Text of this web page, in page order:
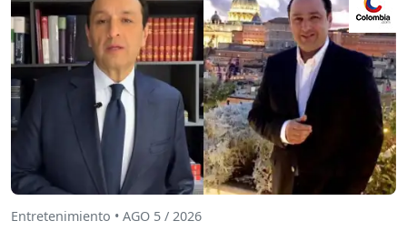
Entretenimiento • AGO 5 / 2026